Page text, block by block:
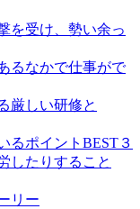
を受け、勢い余っ
るなかで仕事がで
厳しい研修と
るポイントBEST３
したりすること
リー